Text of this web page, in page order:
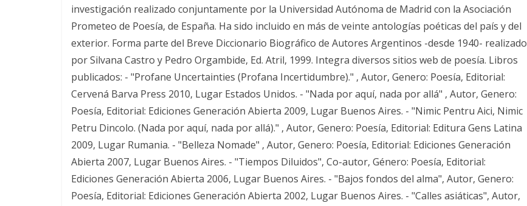
investigación realizado conjuntamente por la Universidad Autónoma de Madrid con la Asociación
Prometeo de Poesía, de España. Ha sido incluido en más de veinte antologías poéticas del país y del
exterior. Forma parte del Breve Diccionario Biográfico de Autores Argentinos -desde 1940- realizado
por Silvana Castro y Pedro Orgambide, Ed. Atril, 1999. Integra diversos sitios web de poesía. Libros
publicados: - "Profane Uncertainties (Profana Incertidumbre)." , Autor, Genero: Poesía, Editorial:
Cervená Barva Press 2010, Lugar Estados Unidos. - "Nada por aquí, nada por allá" , Autor, Genero:
Poesía, Editorial: Ediciones Generación Abierta 2009, Lugar Buenos Aires. - "Nimic Pentru Aici, Nimic
Petru Dincolo. (Nada por aquí, nada por allá)." , Autor, Genero: Poesía, Editorial: Editura Gens Latina
2009, Lugar Rumania. - "Belleza Nomade" , Autor, Genero: Poesía, Editorial: Ediciones Generación
Abierta 2007, Lugar Buenos Aires. - "Tiempos Diluidos", Co-autor, Género: Poesía, Editorial:
Ediciones Generación Abierta 2006, Lugar Buenos Aires. - "Bajos fondos del alma", Autor, Genero:
Poesía, Editorial: Ediciones Generación Abierta 2002, Lugar Buenos Aires. - "Calles asiáticas", Autor,